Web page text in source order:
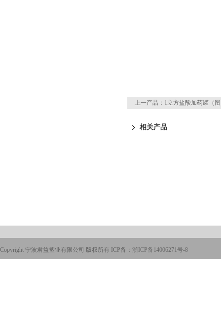
上一产品： 1立方盐酸加药罐（
相关产品
Copyright 宁波君益塑业有限公司 版权所有 ICP备： 浙ICP备14006271号-8